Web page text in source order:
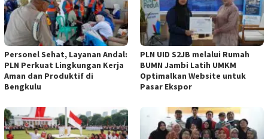
Personel Sehat, Layanan Andal:
PLN Perkuat Lingkungan Kerja
Aman dan Produktif di
Bengkulu
PLN UID S2JB melalui Rumah
BUMN Jambi Latih UMKM
Optimalkan Website untuk
Pasar Ekspor